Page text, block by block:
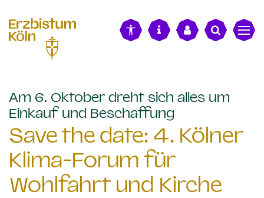
Am 6. Oktober dreht sich alles um
Einkauf und Beschaffung
Save the date: 4. Kölner
Klima-Forum für
Wohlfahrt und Kirche